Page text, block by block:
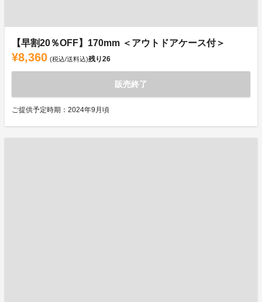
【早割20％OFF】170mm ＜アウトドアケース付＞
¥8,360 (税込/送料込)残り26
販売終了
ご提供予定時期：2024年9月頃